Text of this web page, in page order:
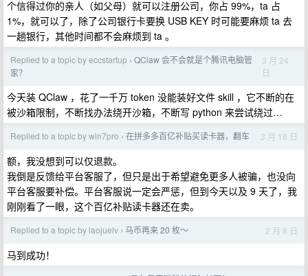
个信得过你的亲人（如父母）就可以注册公司，你占 99%，ta 占
1%，就可以了，除了公司银行卡要换 USB KEY 时可能要麻烦 ta 去
一趟银行，其他时间都不会麻烦到 ta 。
Replied to a topic by eccstartup › QClaw 会不会就是个腾讯电脑管
家？
3 月 24
日
今天装 QClaw ，花了一千万 token 没能装好文件 skill ，它不断的在
被沙箱限制，不断找办法绕开沙箱，不断写 python 来尝试绕过…
Replied to a topic by win7pro › 在拼多多百亿补贴买读卡器，翻车 3 月 18 日
额，我没想到可以仅退款。
我倒是反馈给平台客服了，但只是出于希望避免更多人被骗，也没向
平台客服要补偿。平台客服说一定会严惩，但到今天以及 9 天了，我
刚刚看了一眼，这个百亿补贴读卡器还在卖。
Replied to a topic by laojuelv › 马币再来 20 枚～ 2 月 8 日
马到成功！